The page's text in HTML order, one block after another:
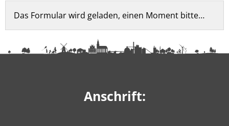
Feedback-
Formular
Das Formular wird geladen, einen Moment bitte…
Anschrift: